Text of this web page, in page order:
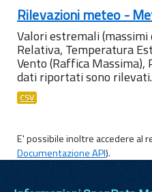
Rilevazioni meteo -
Valori estremali
Relativa, Temperatura
Vento (Raffica Massima),
dati riportati sono
CSV
E' possibile inoltre accedere al
Documentazione API).